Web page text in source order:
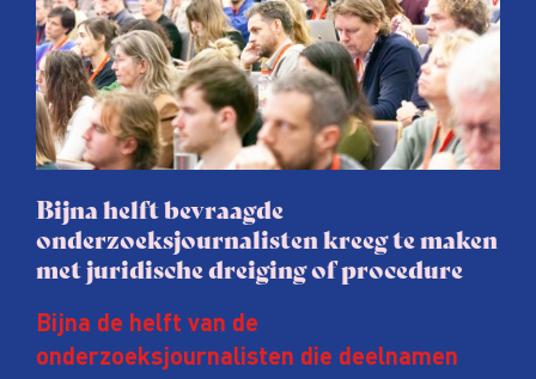
Bijna helft bevraagde
onderzoeksjournalisten kreeg te maken
met juridische dreiging of procedure
Bijna de helft van de
onderzoeksjournalisten die deelnamen